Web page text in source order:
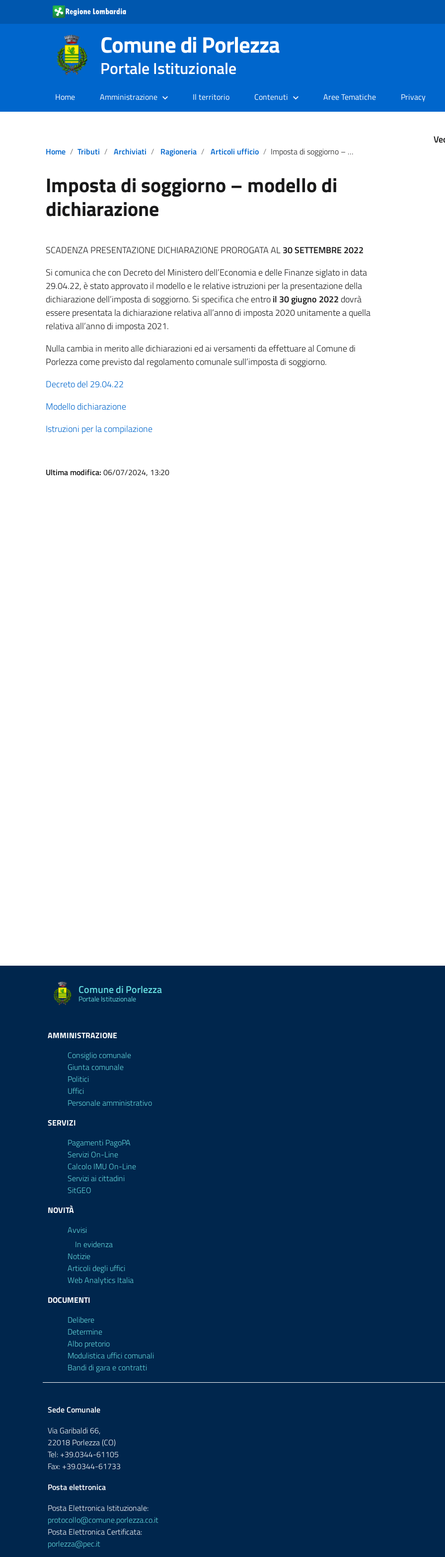
Comune di Porlezza
Portale Istituzionale
Home Amministrazione Il territorio Contenuti Aree Tematiche Privacy
Home Tributi Archiviati Ragioneria Articoli ufficio Imposta di soggiorno – modello di dichiarazione
Imposta di soggiorno – modello di
dichiarazione
SCADENZA PRESENTAZIONE DICHIARAZIONE PROROGATA AL30 SETTEMBRE 2022
Si comunica che con Decreto del Ministero dell’Economia e delle Finanze siglato in data
29.04.22, è stato approvato il modello e le relative istruzioni per la presentazione della
dichiarazione dell’imposta di soggiorno. Si specifica che entroil 30 giugno 2022 dovrà
essere presentata la dichiarazione relativa all’anno di imposta 2020 unitamente a quella
relativa all’anno di imposta 2021.
Nulla cambia in merito alle dichiarazioni ed ai versamenti da effettuare al Comune di
Porlezza come previsto dal regolamento comunale sull’imposta di soggiorno.
Decreto del 29.04.22
Modello dichiarazione
Istruzioni per la compilazione
Ultima modifica: 06/07/2024, 13:20
Comune di Porlezza
Portale Istituzionale
AMMINISTRAZIONE
Consiglio comunale
Giunta comunale
Politici
Uffici
Personale amministrativo
SERVIZI
Pagamenti PagoPA
Servizi On-Line
Calcolo IMU On-Line
Servizi ai cittadini
SitGEO
NOVITÀ
Avvisi
In evidenza
Notizie
Articoli degli uffici
Web Analytics Italia
DOCUMENTI
Delibere
Determine
Albo pretorio
Modulistica uffici comunali
Bandi di gara e contratti
Sede Comunale
Via Garibaldi 66,
22018 Porlezza (CO)
Tel: +39.0344-61105
Fax: +39.0344-61733
Posta elettronica
Posta Elettronica Istituzionale:
protocollo@comune.porlezza.co.it
Posta Elettronica Certificata:
porlezza@pec.it